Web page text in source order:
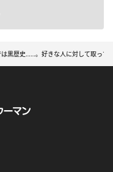
は黒歴史……。好きな人に対して取って